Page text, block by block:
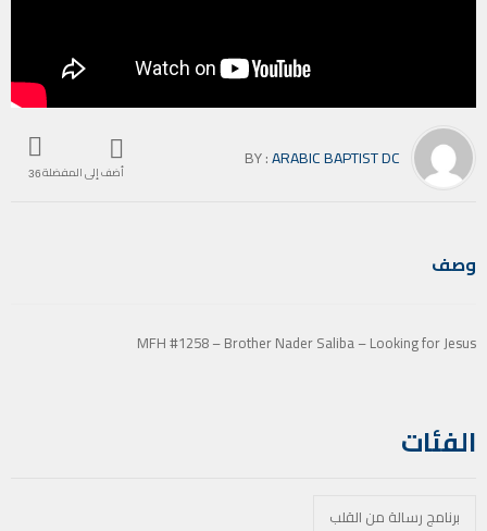
أضف إلى المفضلة36
BY :ARABIC BAPTIST DC
وصف
MFH #1258 – Brother Nader Saliba – Looking for Jesus
الفئات
برنامج رسالة من القلب